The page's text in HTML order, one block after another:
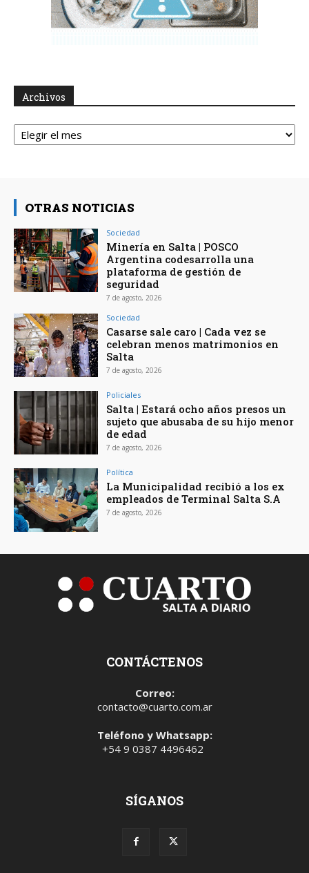
Archivos
Archivos
OTRAS NOTICIAS
Sociedad
Minería en Salta | POSCO
Argentina codesarrolla una
plataforma de gestión de
seguridad
7 de agosto, 2026
Sociedad
Casarse sale caro | Cada vez se
celebran menos matrimonios en
Salta
7 de agosto, 2026
Policiales
Salta | Estará ocho años presos un
sujeto que abusaba de su hijo menor
de edad
7 de agosto, 2026
Política
La Municipalidad recibió a los ex
empleados de Terminal Salta S.A
7 de agosto, 2026
CONTÁCTENOS
Correo:
contacto@cuarto.com.ar
Teléfono y Whatsapp:
+54 9 0387 4496462
SÍGANOS